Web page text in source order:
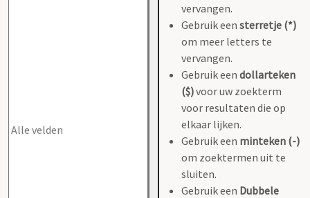
vervangen.
Gebruik een sterretje (*)
om meer letters te
vervangen.
Gebruik een dollarteken
($)voor uw zoekterm
voor resultaten die op
elkaar lijken.
Gebruik een minteken (-)
om zoektermen uit te
sluiten.
Gebruik een Dubbele